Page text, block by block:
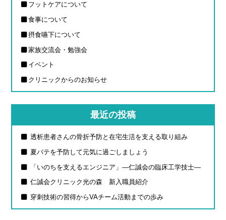
フットケアについて
食事について
摂食嚥下について
家族交流会・勉強会
イベント
クリニックからのお知らせ
最近の投稿
透析患者さんの骨折予防と在宅生活を支える取り組み
夏バテを予防して元気に過ごしましょう
「いのちを支えるエンジニア」―仁誠会の臨床工学技士―
仁誠会クリニック光の森 新入職員紹介
穿刺技術の習得からVAチーム活動までの歩み